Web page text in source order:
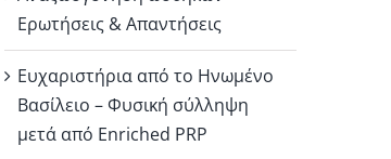
Ερωτήσεις & Απαντήσεις
Ευχαριστήρια από το Ηνωμένο
Βασίλειο – Φυσική σύλληψη
μετά από Enriched PRP